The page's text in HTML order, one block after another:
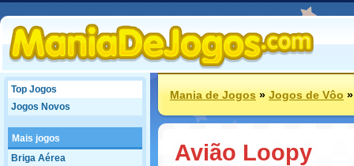
Top Jogos
Jogos Novos
Mais jogos
Briga Aérea
Mania de Jogos»Jogos de Vôo
Avião Loopy